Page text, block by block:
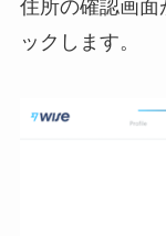
住所の確認画面
ックします。